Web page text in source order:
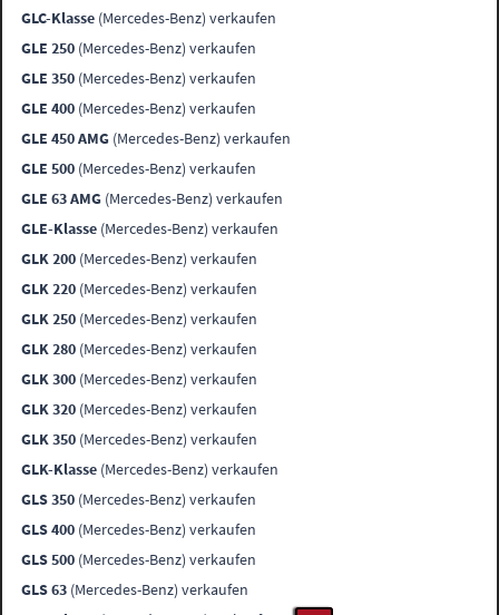
GLC-Klasse (Mercedes-Benz) verkaufen
GLE 250 (Mercedes-Benz) verkaufen
GLE 350 (Mercedes-Benz) verkaufen
GLE 400 (Mercedes-Benz) verkaufen
GLE 450 AMG (Mercedes-Benz) verkaufen
GLE 500 (Mercedes-Benz) verkaufen
GLE 63 AMG (Mercedes-Benz) verkaufen
GLE-Klasse (Mercedes-Benz) verkaufen
GLK 200 (Mercedes-Benz) verkaufen
GLK 220 (Mercedes-Benz) verkaufen
GLK 250 (Mercedes-Benz) verkaufen
GLK 280 (Mercedes-Benz) verkaufen
GLK 300 (Mercedes-Benz) verkaufen
GLK 320 (Mercedes-Benz) verkaufen
GLK 350 (Mercedes-Benz) verkaufen
GLK-Klasse (Mercedes-Benz) verkaufen
GLS 350 (Mercedes-Benz) verkaufen
GLS 400 (Mercedes-Benz) verkaufen
GLS 500 (Mercedes-Benz) verkaufen
GLS 63 (Mercedes-Benz) verkaufen